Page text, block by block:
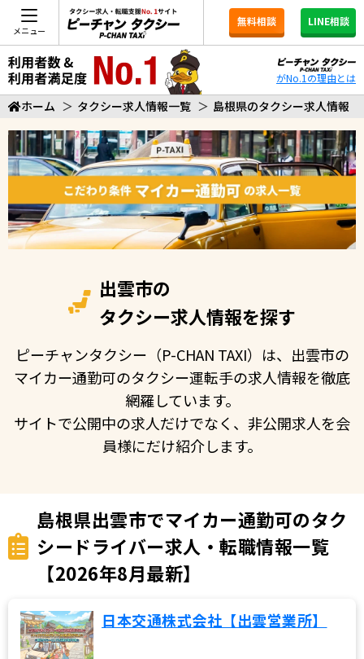
メニュー
無料相談 LINE相談
がNo.1の理由とは
ホーム ＞ タクシー求人情報一覧 ＞ 島根県のタクシー求人情報
出雲市の
タクシー求人情報を探す
ピーチャンタクシー（P-CHAN TAXI）は、出雲市の
マイカー通勤可のタクシー運転手の求人情報を徹底
網羅しています。
サイトで公開中の求人だけでなく、非公開求人を会
員様にだけ紹介します。
島根県出雲市でマイカー通勤可のタク
シードライバー求人・転職情報一覧
【2026年8月最新】
日本交通株式会社【出雲営業所】